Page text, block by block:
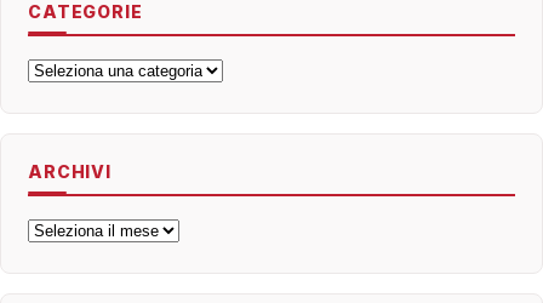
CATEGORIE
Categorie
ARCHIVI
Archivi